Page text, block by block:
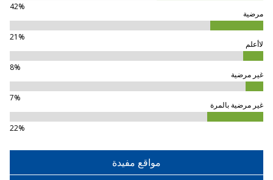
42%
مرضية
21%
لاأعلم
8%
غير مرضية
7%
غير مرضية بالمرة
22%
مواقع مفيدة